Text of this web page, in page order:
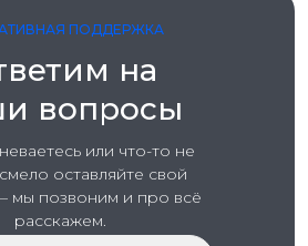
ПОДДЕРЖКА
на
вопросы
или чтo-то не
оставляйте свой
мы позвоним и про всё
расскажем.